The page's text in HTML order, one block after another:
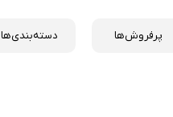
پرفروش‌ها دسته‌بندی‌ها